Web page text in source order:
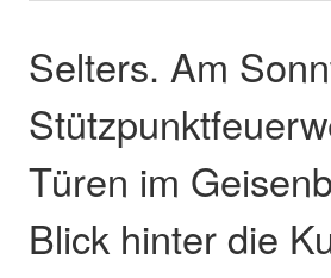
Selters. Am
Türen im
Blick hinter die